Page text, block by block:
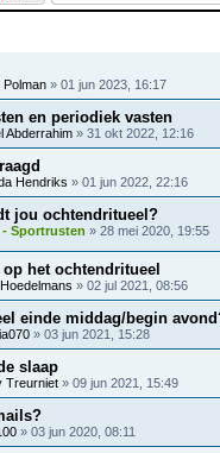
Polman » 01 jun 2023, 16:17
en periodiek vasten
Abderrahim » 31 okt 2022, 12:16
Hendriks » 01 jun 2022, 22:16
jou ochtendritueel?
Sportrusten » 28 mei 2020, 19:55
op het ochtendritueel
» 02 jul 2021, 08:56
einde middag/begin
» 03 jun 2021, 15:28
slaap
Treurniet » 09 jun 2021, 15:49
» 03 jun 2020, 08:11